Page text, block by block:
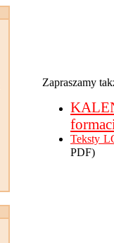
Zapraszamy
Teksty
PDF)